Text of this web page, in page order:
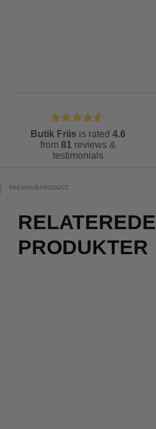
Butik Friis is rated 4.6
from 81 reviews &
testimonials
PREVIOUS PRODUCT
RELATEREDE
PRODUKTER